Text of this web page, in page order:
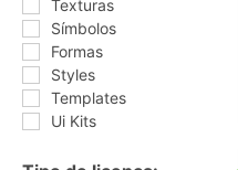
Texturas
Símbolos
Formas
Styles
Templates
Ui Kits